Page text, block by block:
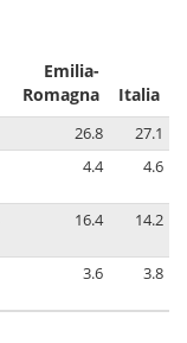
Emilia-
Romagna
Italia
26.8
27.1
4.4 4.6
16.4 14.2
3.6 3.8